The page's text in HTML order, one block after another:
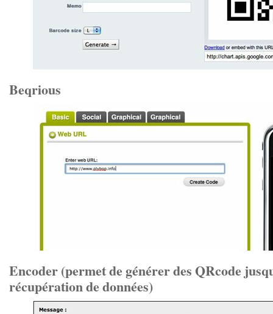
Beqrious
Encoder (permet de générer des QRcode
récupération de données)